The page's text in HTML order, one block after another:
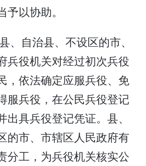
以协助。
、自治县、不设区的市、
兵役机关对经过初次兵役
，依法确定应服兵役、免
服兵役，在公民兵役登记
出具兵役登记凭证。县、
的市、市辖区人民政府有
分工，为兵役机关核实公